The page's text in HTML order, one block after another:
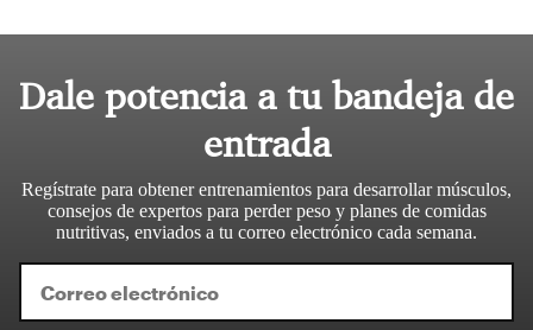
Dale potencia a tu bandeja de
entrada
Regístrate para obtener entrenamientos para desarrollar músculos,
consejos de expertos para perder peso y planes de comidas
nutritivas, enviados a tu correo electrónico cada semana.